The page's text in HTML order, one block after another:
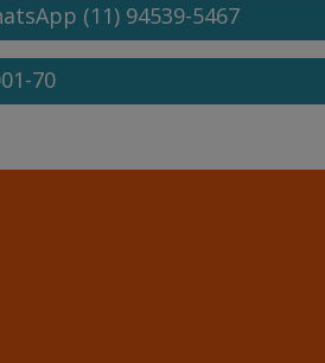
(11) 94539-5467
70